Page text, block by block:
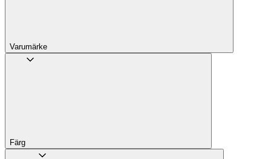
Varumärke
Färg